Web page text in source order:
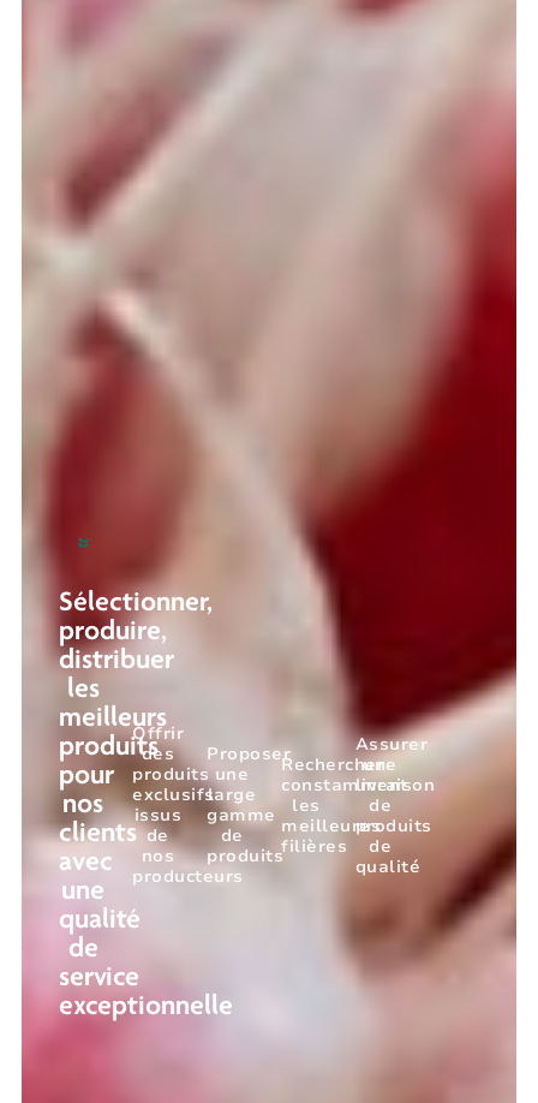
Sélectionner,
produire,
distribuer
les
meilleurs
produits
pour
nos
clients
avec
une
qualité
de
service
exceptionnelle
Offrir
des
produits
exclusifs
issus
de
nos
producteurs
Proposer
une
large
gamme
de
produits
Rechercher
constamment
les
meilleures
filières
Assurer
une
livraison
de
produits
de
qualité